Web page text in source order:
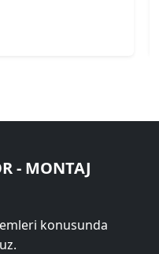
- MONTAJ
konusunda